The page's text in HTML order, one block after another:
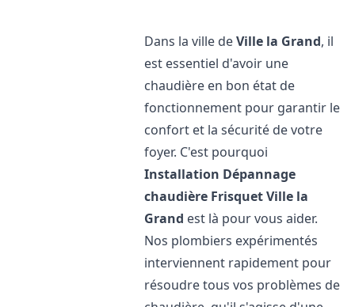
Dans la ville deVille la Grand, il
est essentiel d'avoir une
chaudière en bon état de
fonctionnement pour garantir le
confort et la sécurité de votre
foyer. C'est pourquoi
Installation Dépannage
chaudière FrisquetVille la
Grand est là pour vous aider.
Nos plombiers expérimentés
interviennent rapidement pour
résoudre tous vos problèmes de